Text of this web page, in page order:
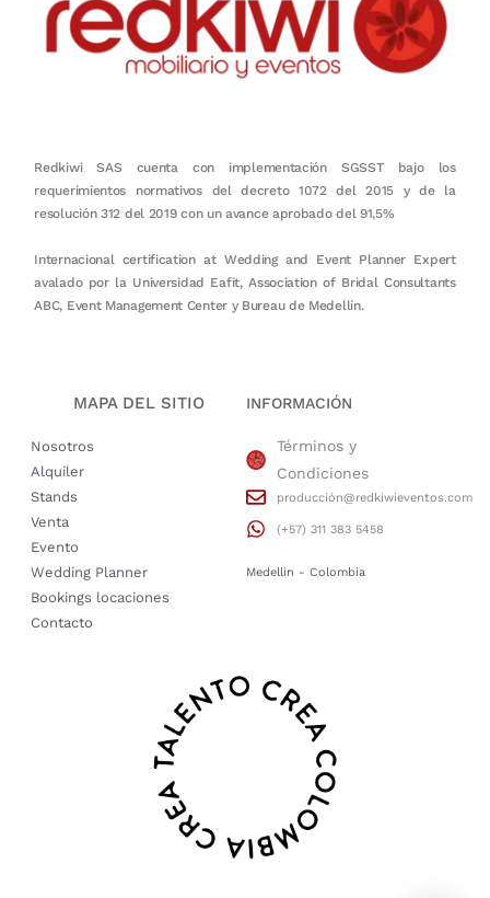
Redkiwi SAS cuenta con implementación SGSST bajo los
requerimientos normativos del decreto 1072 del 2015 y de la
resolución 312 del 2019 con un avance aprobado del 91,5%
Internacional certification at Wedding and Event Planner Expert
avalado por la Universidad Eafit, Association of Bridal Consultants
ABC, Event Management Center y Bureau de Medellín.
MAPA DEL SITIO
Nosotros
Alquiler
Stands
Venta
Evento
Wedding Planner
Bookings locaciones
Contacto
INFORMACIÓN
Términos y
Condiciones
producción@redkiwieventos.com
(+57) 311 383 5458
Medellin - Colombia